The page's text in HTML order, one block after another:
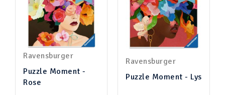
Ravensburger
Puzzle Moment -
Rose
Ravensburger
Puzzle Moment - Lys